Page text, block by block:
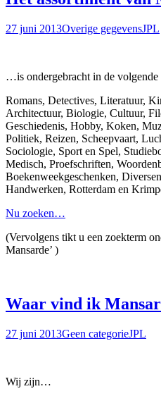
27 juni 2013Overige gegevensJPL
…is ondergebracht in de volgende
Romans, Detectives, Literatuur,
Architectuur, Biologie, Cultuur,
Geschiedenis, Hobby, Koken,
Politiek, Reizen, Scheepvaart,
Sociologie, Sport en Spel,
Medisch, Proefschriften,
Boekenweekgeschenken,
Handwerken, Rotterdam en
Nu zoeken…
(Vervolgens tikt u een zoekterm
Mansarde’ )
Waar vind ik
27 juni 2013Geen categorieJPL
Wij zijn…